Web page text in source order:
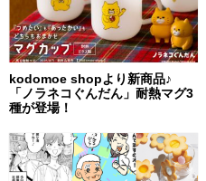
kodomoe shopより新商品♪
「ノラネコぐんだん」耐熱マグ3
種が登場！